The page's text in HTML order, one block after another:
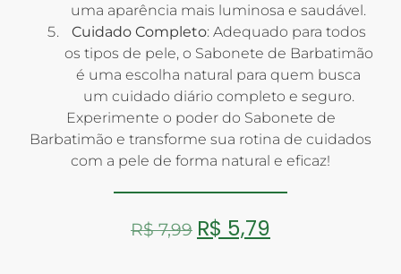
uma aparência mais luminosa e saudável.
Cuidado Completo: Adequado para todos
os tipos de pele, o Sabonete de Barbatimão
é uma escolha natural para quem busca
um cuidado diário completo e seguro.
Experimente o poder do Sabonete de
Barbatimão e transforme sua rotina de cuidados
com a pele de forma natural e eficaz!
R$7,99 R$ 5,79